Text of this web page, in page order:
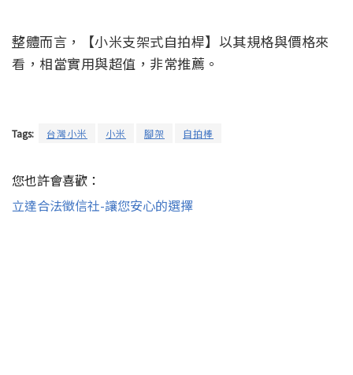
整體而言，【小米支架式自拍桿】以其規格與價格來
看，相當實用與超值，非常推薦。
Tags: 台灣小米 小米 腳架 自拍棒
您也許會喜歡：
立達合法徵信社-讓您安心的選擇